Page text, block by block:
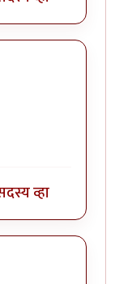
व्हा